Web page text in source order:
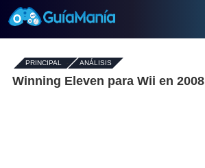
PRINCIPAL - ANÁLISIS
Winning Eleven para Wii en 2008